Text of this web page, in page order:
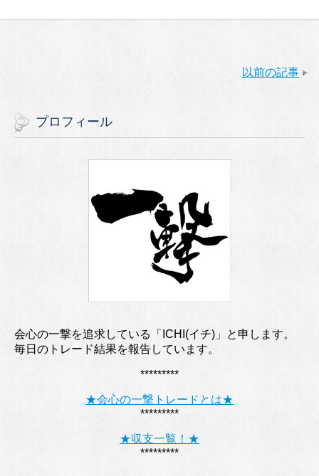
以前の記事
プロフィール
会心の一撃を追求している「ICHI(イチ)」と申します。
毎日のトレード結果を報告しています。
*********
★会心の一撃トレードとは★
*********
★収支一覧！★
*********